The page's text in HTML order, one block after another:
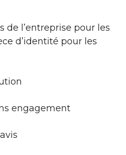
de l’entreprise pour les
d’identité pour les
engagement